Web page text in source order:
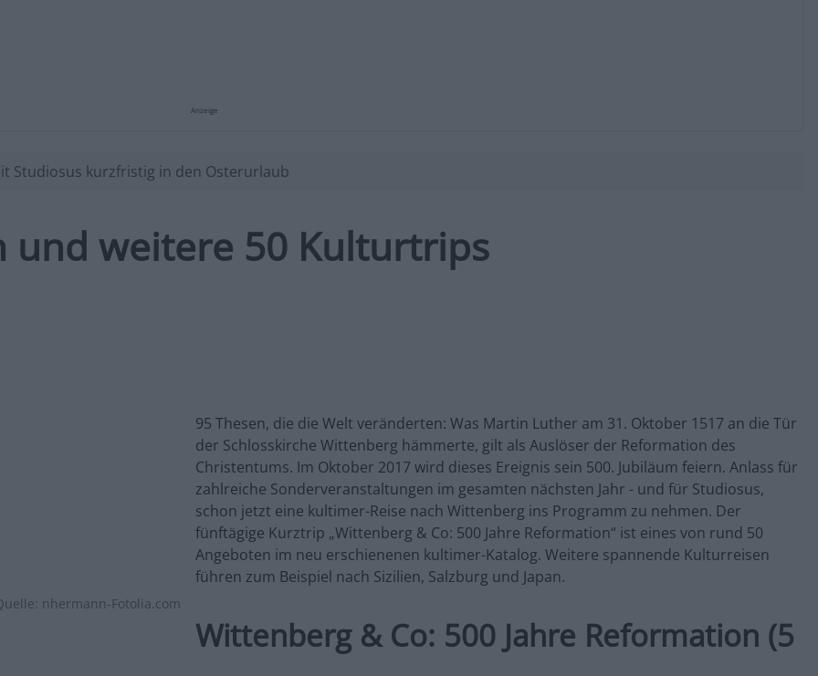
Anzeige
Studiosus kurzfristig in den Osterurlaub
und weitere 50 Kulturtrips
nhermann-Fotolia.com
95 Thesen, die die Welt veränderten: Was Martin Luther am 31. Oktober 1517 an die Tür
der Schlosskirche Wittenberg hämmerte, gilt als Auslöser der Reformation des
Christentums. Im Oktober 2017 wird dieses Ereignis sein 500. Jubiläum feiern. Anlass für
zahlreiche Sonderveranstaltungen im gesamten nächsten Jahr - und für Studiosus,
schon jetzt eine kultimer-Reise nach Wittenberg ins Programm zu nehmen. Der
fünftägige Kurztrip „Wittenberg & Co: 500 Jahre Reformation“ ist eines von rund 50
Angeboten im neu erschienenen kultimer-Katalog. Weitere spannende Kulturreisen
führen zum Beispiel nach Sizilien, Salzburg und Japan.
Wittenberg & Co: 500 Jahre Reformation (5